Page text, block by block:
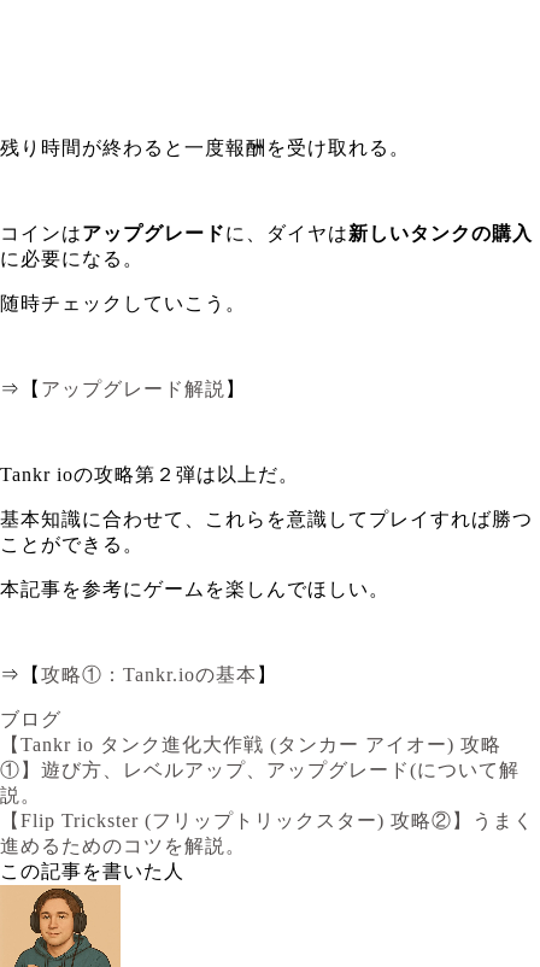
残り時間が終わると一度報酬を受け取れる。
コインはアップグレードに、ダイヤは新しいタンクの購入
に必要になる。
随時チェックしていこう。
⇒【 アップグレード解説 】
Tankr ioの攻略第２弾は以上だ。
基本知識に合わせて、これらを意識してプレイすれば勝つ
ことができる。
本記事を参考にゲームを楽しんでほしい。
⇒【 攻略①：Tankr.ioの基本 】
ブログ
【Tankr io タンク進化大作戦 (タンカー アイオー) 攻略
①】遊び方、レベルアップ、アップグレード(について解
説。
【Flip Trickster (フリップトリックスター) 攻略②】うまく
進めるためのコツを解説。
この記事を書いた人